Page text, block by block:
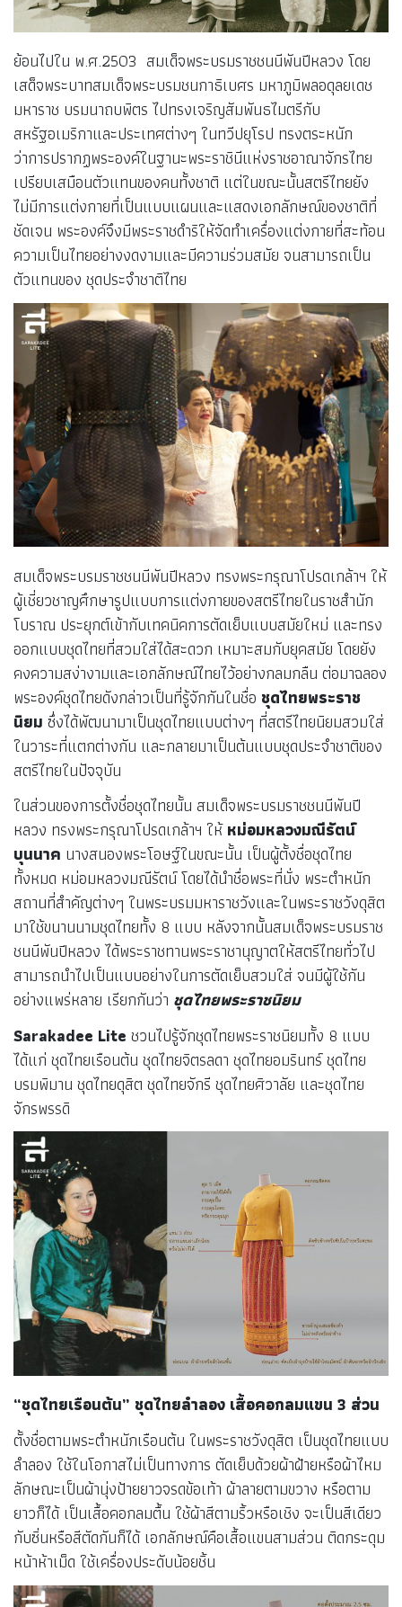
ย้อนไปใน พ.ศ.2503 สมเด็จพระบรมราชชนนีพันปีหลวง โดย
เสด็จพระบาทสมเด็จพระบรมชนกาธิเบศร มหาภูมิพลอดุลยเดช
มหาราช บรมนาถบพิตร ไปทรงเจริญสัมพันธไมตรีกับ
สหรัฐอเมริกาและประเทศต่างๆ ในทวีปยุโรป ทรงตระหนัก
ว่าการปรากฏพระองค์ในฐานะพระราชินีแห่งราชอาณาจักรไทย
เปรียบเสมือนตัวแทนของคนทั้งชาติ แต่ในขณะนั้นสตรีไทยยัง
ไม่มีการแต่งกายที่เป็นแบบแผนและแสดงเอกลักษณ์ของชาติที่
ชัดเจน พระองค์จึงมีพระราชดำริให้จัดทำเครื่องแต่งกายที่สะท้อน
ความเป็นไทยอย่างงดงามและมีความร่วมสมัย จนสามารถเป็น
ตัวแทนของ ชุดประจำชาติไทย
สมเด็จพระบรมราชชนนีพันปีหลวง ทรงพระกรุณาโปรดเกล้าฯ ให้
ผู้เชี่ยวชาญศึกษารูปแบบการแต่งกายของสตรีไทยในราชสำนัก
โบราณ ประยุกต์เข้ากับเทคนิคการตัดเย็บแบบสมัยใหม่ และทรง
ออกแบบชุดไทยที่สวมใส่ได้สะดวก เหมาะสมกับยุคสมัย โดยยัง
คงความสง่างามและเอกลักษณ์ไทยไว้อย่างกลมกลืน ต่อมาฉลอง
พระองค์ชุดไทยดังกล่าวเป็นที่รู้จักกันในชื่อ ชุดไทยพระราช
นิยม ซึ่งได้พัฒนามาเป็นชุดไทยแบบต่างๆ ที่สตรีไทยนิยมสวมใส่
ในวาระที่แตกต่างกัน และกลายมาเป็นต้นแบบชุดประจำชาติของ
สตรีไทยในปัจจุบัน
ในส่วนของการตั้งชื่อชุดไทยนั้น สมเด็จพระบรมราชชนนีพันปี
หลวง ทรงพระกรุณาโปรดเกล้าฯ ให้หม่อมหลวงมณีรัตน์
บุนนาค นางสนองพระโอษฐ์ในขณะนั้น เป็นผู้ตั้งชื่อชุดไทย
ทั้งหมด หม่อมหลวงมณีรัตน์โดยได้นำชื่อพระที่นั่ง พระตำหนัก
สถานที่สำคัญต่างๆ ในพระบรมมหาราชวังและในพระราชวังดุสิต
มาใช้ขนานนามชุดไทยทั้ง 8 แบบ หลังจากนั้นสมเด็จพระบรมราช
ชนนีพันปีหลวง ได้พระราชทานพระราชานุญาตให้สตรีไทยทั่วไป
สามารถนำไปเป็นแบบอย่างในการตัดเย็บสวมใส่ จนมีผู้ใช้กัน
อย่างแพร่หลาย เรียกกันว่า ชุดไทยพระราชนิยม
Sarakadee Lite ชวนไปรู้จักชุดไทยพระราชนิยมทั้ง 8 แบบ
ได้แก่ ชุดไทยเรือนต้น ชุดไทยจิตรลดา ชุดไทยอมรินทร์ ชุดไทย
บรมพิมาน ชุดไทยดุสิต ชุดไทยจักรี ชุดไทยศิวาลัย และชุดไทย
จักรพรรดิ
“ชุดไทยเรือนต้น” ชุดไทยลำลอง เสื้อคอกลมแขน 3 ส่วน
ตั้งชื่อตามพระตำหนักเรือนต้น ในพระราชวังดุสิต เป็นชุดไทยแบบ
ลำลอง ใช้ในโอกาสไม่เป็นทางการ ตัดเย็บด้วยผ้าฝ้ายหรือผ้าไหม
ลักษณะเป็นผ้านุ่งป้ายยาวจรดข้อเท้า ผ้าลายตามขวาง หรือตาม
ยาวก็ได้ เป็นเสื้อคอกลมตื้น ใช้ผ้าสีตามริ้วหรือเชิง จะเป็นสีเดียว
กับซิ่นหรือสีตัดกันก็ได้ เอกลักษณ์คือเสื้อแขนสามส่วน ติดกระดุม
หน้าห้าเม็ด ใช้เครื่องประดับน้อยชิ้น